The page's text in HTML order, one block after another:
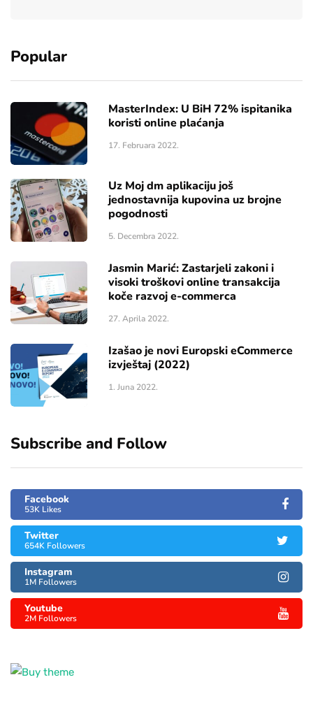
Popular
MasterIndex: U BiH 72% ispitanika
koristi online plaćanja
17. Februara 2022.
Uz Moj dm aplikaciju još
jednostavnija kupovina uz brojne
pogodnosti
5. Decembra 2022.
Jasmin Marić: Zastarjeli zakoni i
visoki troškovi online transakcija
koče razvoj e-commerca
27. Aprila 2022.
Izašao je novi Europski eCommerce
izvještaj (2022)
1. Juna 2022.
Subscribe and Follow
Facebook
53K Likes
Twitter
654K Followers
Instagram
1M Followers
Youtube
2M Followers